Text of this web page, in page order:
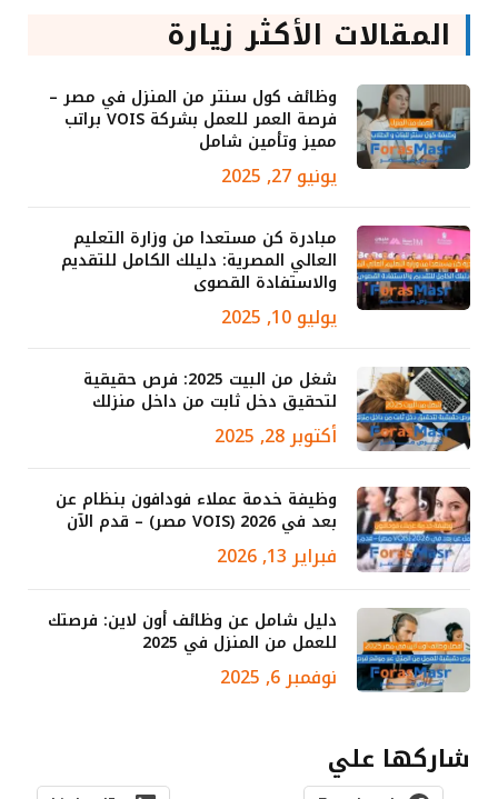
المقالات الأكثر زيارة
وظائف كول سنتر من المنزل في مصر –
فرصة العمر للعمل بشركة VOIS براتب
مميز وتأمين شامل
يونيو 27, 2025
مبادرة كن مستعدا من وزارة التعليم
العالي المصرية: دليلك الكامل للتقديم
والاستفادة القصوى
يوليو 10, 2025
شغل من البيت 2025: فرص حقيقية
لتحقيق دخل ثابت من داخل منزلك
أكتوبر 28, 2025
وظيفة خدمة عملاء فودافون بنظام عن
بعد في 2026 (VOIS مصر) – قدم الآن
فبراير 13, 2026
دليل شامل عن وظائف أون لاين: فرصتك
للعمل من المنزل في 2025
نوفمبر 6, 2025
شاركها علي